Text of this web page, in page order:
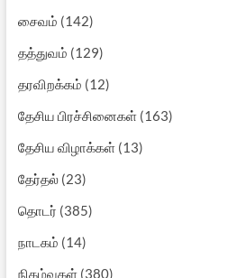
சைவம் (142)
தத்துவம் (129)
தரவிறக்கம் (12)
தேசிய பிரச்சினைகள்(163)
தேசிய விழாக்கள்(13)
தேர்தல்(23)
தொடர் (385)
நாடகம் (14)
நிகழ்வுகள்(380)